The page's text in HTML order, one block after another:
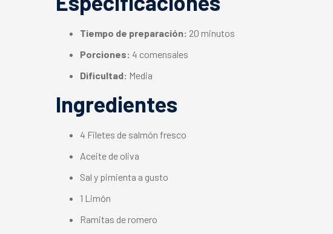
Tiempo de preparación: 20 minutos
Porciones: 4 comensales
Dificultad: Media
Ingredientes
4 Filetes de salmón fresco
Aceite de oliva
Sal y pimienta a gusto
1 Limón
Ramitas de romero